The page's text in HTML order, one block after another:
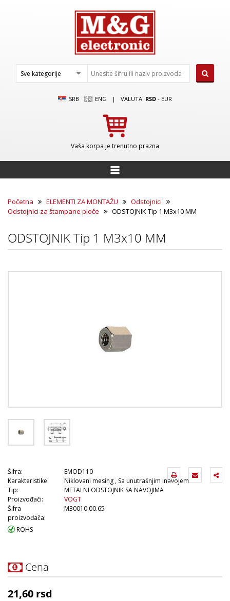
SRB ENG | VALUTA: RSD - EUR
Vaša korpa je trenutno prazna
Početna ELEMENTI ZA MONTAŽU
Odstojnici
Odstojnici za štampane ploče
ODSTOJNIK Tip 1 M3x10 MM
ODSTOJNIK Tip 1 M3x10 MM
Šifra:
EMOD110
Karakteristike:
Niklovani mesing , Sa unutrašnjim inavojem
Tip:
METALNI ODSTOJNIK SA NAVOJIMA
Proizvođači:
VOGT
Šifra
proizvođača:
M30010.00.65
ROHS
Cena
21,60 rsd